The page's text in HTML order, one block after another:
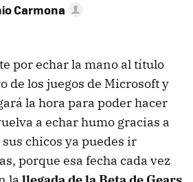
Carmona
por echar la mano al título
de los juegos de Microsoft y
la hora para poder hacer
a echar humo gracias a
chicos ya puedes ir
porque esa fecha cada vez